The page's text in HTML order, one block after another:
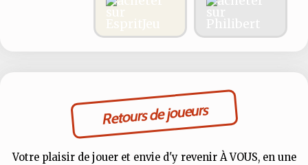
Retours de joueurs
Votre plaisir de jouer et envie d'y revenir À VOUS, en une